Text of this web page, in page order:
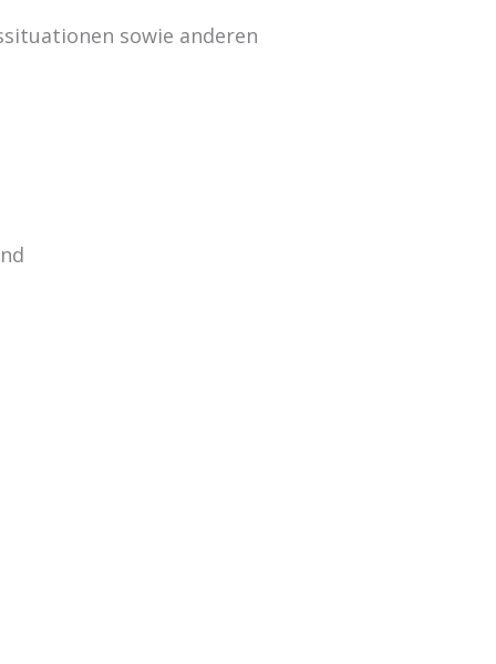
sowie anderen